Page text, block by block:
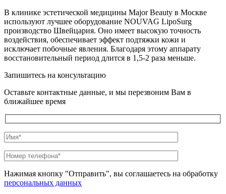
В клинике эстетической медицины Major Beauty в Москве
используют лучшее оборудование NOUVAG LipoSurg
производство Швейцария. Оно имеет высокую точность
воздействия, обеспечивает эффект подтяжки кожи и
исключает побочные явления. Благодаря этому аппарату
восстановительный период длится в 1,5-2 раза меньше.
Запишитесь на консультацию
Оставьте контактные данные, и мы перезвоним Вам в
ближайшее время
Нажимая кнопку "Отправить", вы соглашаетесь на обработку
персональных данных